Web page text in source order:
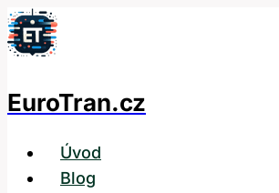
Přeskočit
na
EuroTran.cz
Úvod
Blog